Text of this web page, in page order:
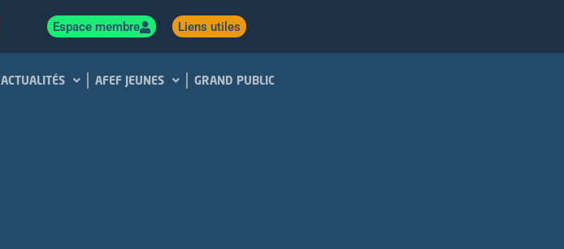
Espace membre Liens utiles
ACTUALITÉS AFEF JEUNES GRAND PUBLIC